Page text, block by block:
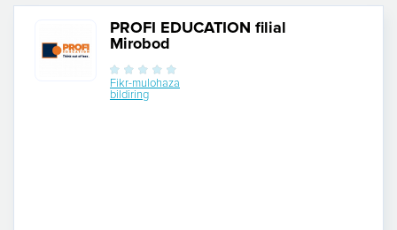
PROFI EDUCATION filial
Mirobod
Fikr-mulohaza
bildiring